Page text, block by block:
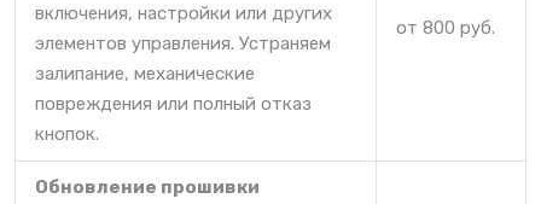
включения, настройки или других
элементов управления. Устраняем
залипание, механические
повреждения или полный отказ
кнопок.
от 800 руб.
Обновление прошивки